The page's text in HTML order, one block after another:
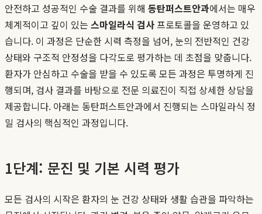
안전하고 성공적인 수술 결과를 위해 동탄퍼스트안과에서는 매우
체계적이고 깊이 있는 스마일라식 검사프로토콜을 운영하고 있
습니다. 이 과정은 단순한 시력 측정을 넘어, 눈의 전반적인 건강
상태와 구조적 안정성을 다각도로 평가하는 데 초점을 맞춥니다.
환자가 안심하고 수술을 받을 수 있도록 모든 과정은 투명하게 진
행되며, 검사 결과를 바탕으로 전문 의료진이 직접 상세한 상담을
제공합니다. 아래는 동탄퍼스트안과에서 진행되는 스마일라식 정
밀 검사의 핵심적인 과정입니다.
1단계: 문진 및 기본 시력 평가
모든 검사의 시작은 환자의 눈 건강 상태와 생활 습관을 파악하는